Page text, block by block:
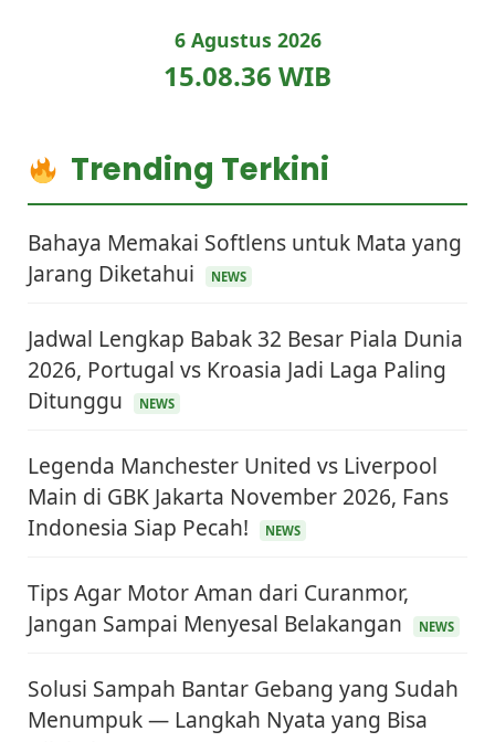
6 Agustus 2026
15.08.37 WIB
Trending Terkini
Bahaya Memakai Softlens untuk Mata yang
Jarang Diketahui
NEWS
Jadwal Lengkap Babak 32 Besar Piala Dunia
2026, Portugal vs Kroasia Jadi Laga Paling
Ditunggu
NEWS
Legenda Manchester United vs Liverpool
Main di GBK Jakarta November 2026, Fans
Indonesia Siap Pecah!
NEWS
Tips Agar Motor Aman dari Curanmor,
Jangan Sampai Menyesal Belakangan
NEWS
Solusi Sampah Bantar Gebang yang Sudah
Menumpuk — Langkah Nyata yang Bisa
KEUANGAN & INVESTASI